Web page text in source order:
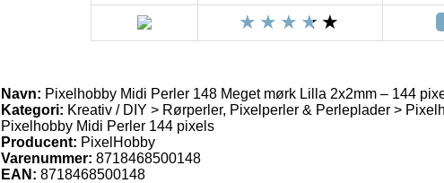
Navn: Pixelhobby Midi Perler 148 Meget mørk Lilla 2x2mm – 144
Kategori: Kreativ / DIY > Rørperler, Pixelperler & Perleplader >
Pixelhobby Midi Perler 144 pixels
Producent: PixelHobby
Varenummer: 8718468500148
EAN: 8718468500148